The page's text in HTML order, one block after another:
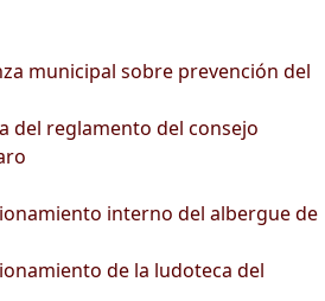
municipal sobre prevención del
del reglamento del consejo
interno del albergue de
de la ludoteca del